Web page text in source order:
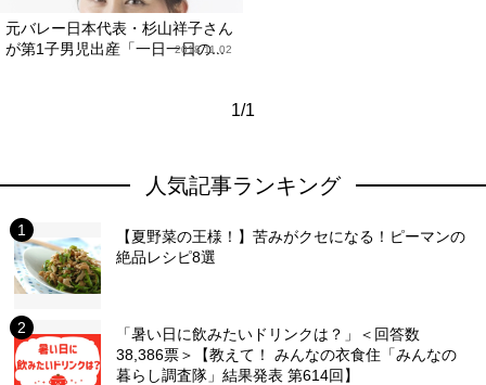
元バレー日本代表・杉山祥子さん
が第1子男児出産「一日一日の...
2018.11.02
1/1
人気記事ランキング
【夏野菜の王様！】苦みがクセになる！ピーマンの
絶品レシピ8選
「暑い日に飲みたいドリンクは？」＜回答数
38,386票＞【教えて！ みんなの衣食住「みんなの
暮らし調査隊」結果発表 第614回】